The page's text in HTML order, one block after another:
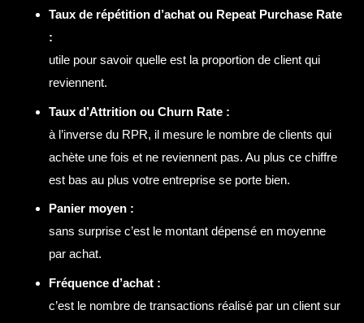
Taux de répétition d’achat ou Repeat Purchase Rate
:
utile pour savoir quelle est la proportion de client qui
reviennent.
Taux d’Attrition ou Churn Rate :
à l’inverse du RPR, il mesure le nombre de clients qui
achète une fois et ne reviennent pas. Au plus ce chiffre
est bas au plus votre entreprise se porte bien.
Panier moyen :
sans surprise c’est le montant dépensé en moyenne
par achat.
Fréquence d’achat :
c’est le nombre de transactions réalisé par un client sur